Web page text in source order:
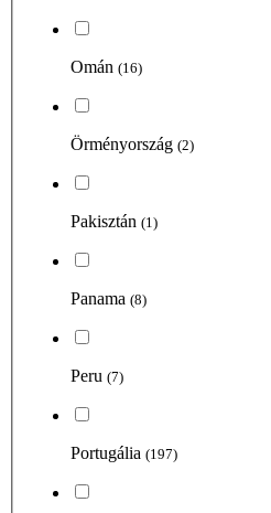
Omán (16)
Örményország (2)
Pakisztán (1)
Panama (8)
Peru (7)
Portugália (197)